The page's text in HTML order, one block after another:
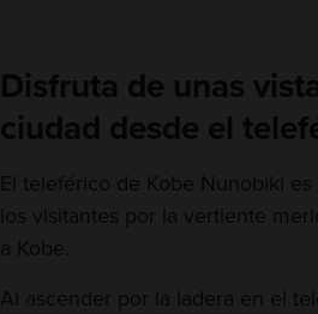
Disfruta de unas
ciudad desde el
El teleférico de Kobe Nunobiki
los visitantes por la vertiente
a Kobe.
Al ascender por la ladera en el